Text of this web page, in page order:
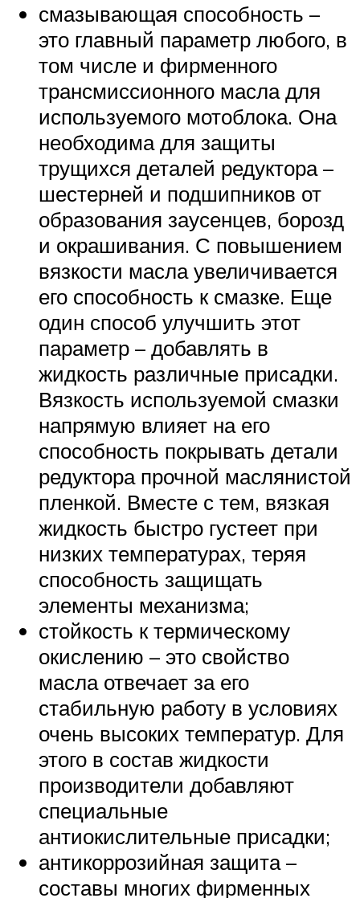
смазывающая способность –
это главный параметр любого, в
том числе и фирменного
трансмиссионного масла для
используемого мотоблока. Она
необходима для защиты
трущихся деталей редуктора –
шестерней и подшипников от
образования заусенцев, борозд
и окрашивания. С повышением
вязкости масла увеличивается
его способность к смазке. Еще
один способ улучшить этот
параметр – добавлять в
жидкость различные присадки.
Вязкость используемой смазки
напрямую влияет на его
способность покрывать детали
редуктора прочной маслянистой
пленкой. Вместе с тем, вязкая
жидкость быстро густеет при
низких температурах, теряя
способность защищать
элементы механизма;
стойкость к термическому
окислению – это свойство
масла отвечает за его
стабильную работу в условиях
очень высоких температур. Для
этого в состав жидкости
производители добавляют
специальные
антиокислительные присадки;
антикоррозийная защита –
составы многих фирменных